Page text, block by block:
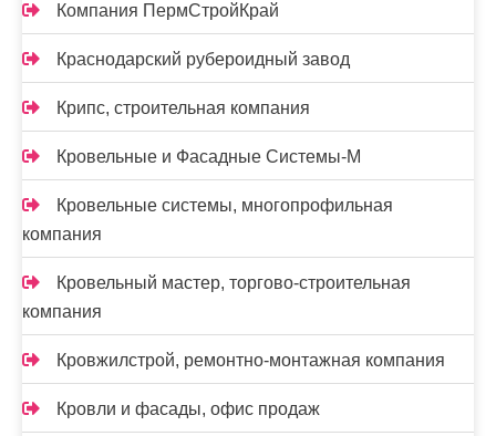
Компания ПермСтройКрай
Краснодарский рубероидный завод
Крипс, строительная компания
Кровельные и Фасадные Системы-М
Кровельные системы, многопрофильная
компания
Кровельный мастер, торгово-строительная
компания
Кровжилстрой, ремонтно-монтажная компания
Кровли и фасады, офис продаж